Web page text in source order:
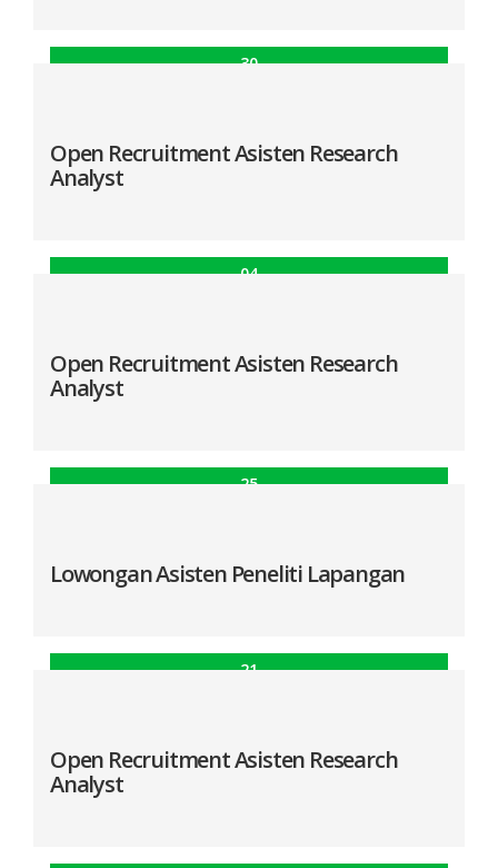
30
Open Recruitment Asisten Research
Analyst
04
Open Recruitment Asisten Research
Analyst
25
Lowongan Asisten Peneliti Lapangan
21
Open Recruitment Asisten Research
Analyst